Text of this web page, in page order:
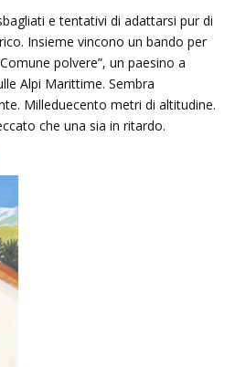
e tentativi di adattarsi pur di
Insieme vincono un bando per
polvere”, un paesino a
Alpi Marittime. Sembra
Milleduecento metri di altitudine.
che una sia in ritardo.